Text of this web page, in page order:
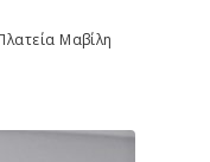
Μαβίλη